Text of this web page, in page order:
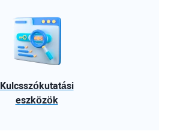
Kulcsszókutatási
eszközök